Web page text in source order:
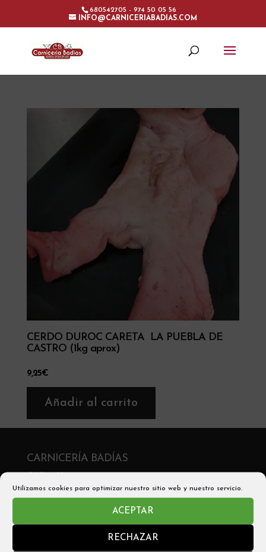
Utilizamos cookies para optimizar nuestro sitio web y nuestro servicio.
ACEPTAR
RECHAZAR
680542705 - 974 50 05 56
INFO@CARNICERIABADIAS.COM
CERDO DUROC CARETA LA PUEBLA DE
CASTRO (1kg aprox)
9,25€
Añadir al carrito
CARNICERÍA BADÍAS
Telf: 974 50 05 56
Móvil y Whatsapp: 680542705